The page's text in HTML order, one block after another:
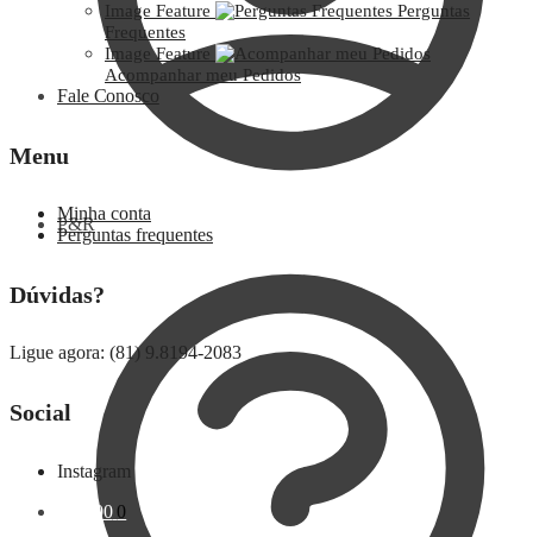
P&R
Image Feature
Perguntas
Frequentes
Image Feature
Acompanhar meu Pedidos
Fale Conosco
Menu
Minha conta
Perguntas frequentes
Dúvidas?
Ligue agora: (81) 9.8194-2083
Social
Instagram
0,00 0